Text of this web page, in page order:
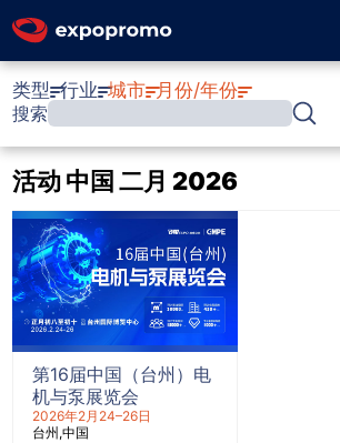
类型 行业 城市 月份/年份
搜索
活动 中国 二月 2026
第16届中国（台州）电
机与泵展览会
2026年2月24–26日
台州 中国